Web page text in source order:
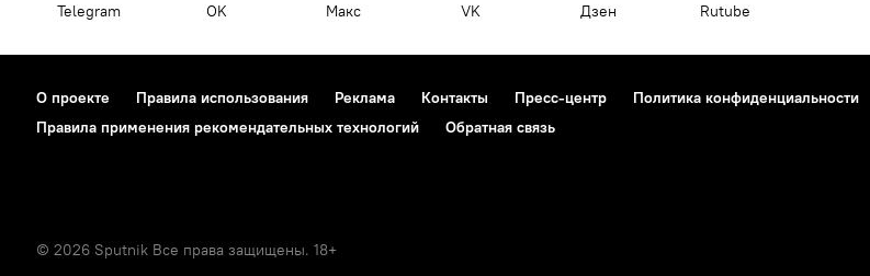
Telegram OK Макс VK Дзен Rutube
О проекте Правила использования Реклама Контакты Пресс-центр Политика конфиденциальности
Правила применения рекомендательных технологий
Обратная связь
© 2026 Sputnik Все права защищены. 18+